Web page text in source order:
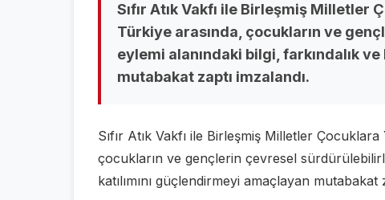
Sıfır Atık Vakfı ile Birleşmiş Milletler
Türkiye arasında, çocukların ve
eylemi alanındaki bilgi, farkındalık
mutabakat zaptı imzalandı.
Sıfır Atık Vakfı ile Birleşmiş Milletler
çocukların ve gençlerin çevresel
katılımını güçlendirmeyi amaçlayan mutabakat